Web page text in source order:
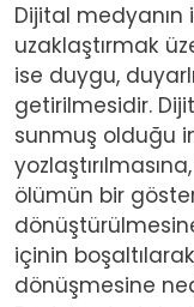
Dijital medyanın
uzaklaştırmak
ise duygu,
getirilmesidir.
sunmuş olduğu
ölümün bir
içinin
dönüşmesine